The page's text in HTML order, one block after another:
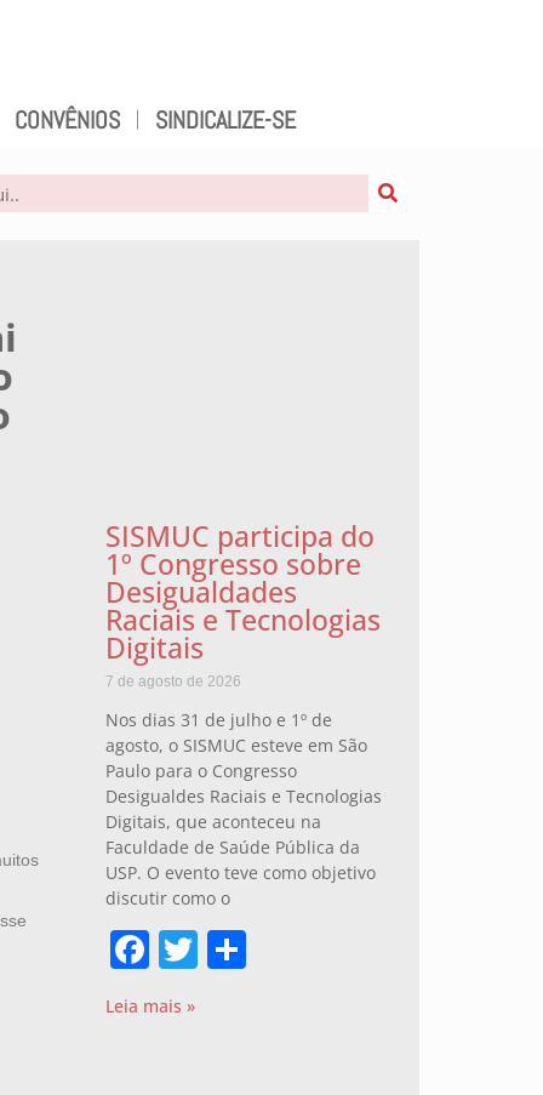
CONVÊNIOS SINDICALIZE-SE
SISMUC participa do
1º Congresso sobre
Desigualdades
Raciais e Tecnologias
Digitais
7 de agosto de 2026
Nos dias 31 de julho e 1º de
agosto, o SISMUC esteve em São
Paulo para o Congresso
Desigualdes Raciais e Tecnologias
Digitais, que aconteceu na
Faculdade de Saúde Pública da
USP. O evento teve como objetivo
discutir como o
Facebook
Twitter
Leia mais »